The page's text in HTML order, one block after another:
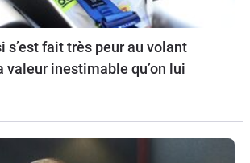
s’est fait très peur au volant
valeur inestimable qu’on lui